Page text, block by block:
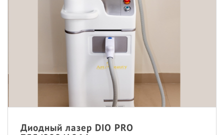
Диодный лазер DIO PRO